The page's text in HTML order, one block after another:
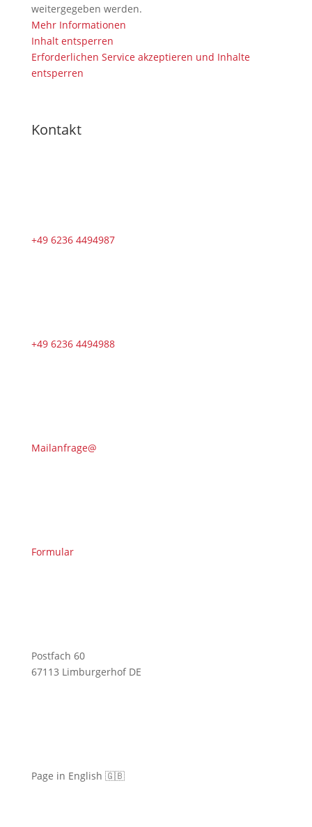
weitergegeben werden.
Mehr Informationen
Inhalt entsperren
Erforderlichen Service akzeptieren und Inhalte
entsperren
Kontakt
+49 6236 4494987
+49 6236 4494988
Mailanfrage@
Formular
Postfach 60
67113 Limburgerhof DE
Page in English 🇬🇧